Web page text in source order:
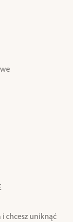
i chcesz uniknąć